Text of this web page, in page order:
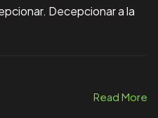
Decepcionar a la
Read More